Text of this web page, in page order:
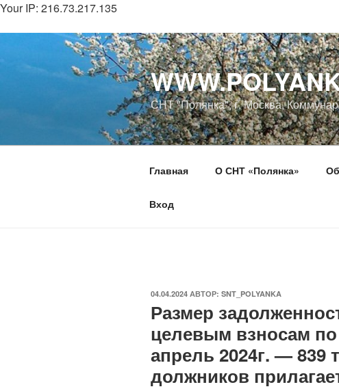
Your IP: 216.73.217.135
содержимому
СНТ "Полянка", г. Москва,
Главная О СНТ «Полянка»
Вход
ОПУБЛИКОВАНО
04.04.2024 АВТОР: SNT_POLYANKA
Размер
целевым взносам
апрель 2024г. — 839
должников